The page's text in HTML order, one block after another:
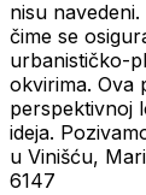
nisu
čime se
urbanističko-
okvirima. Ova
perspektivnoj
ideja.
u Vinišću,
6147